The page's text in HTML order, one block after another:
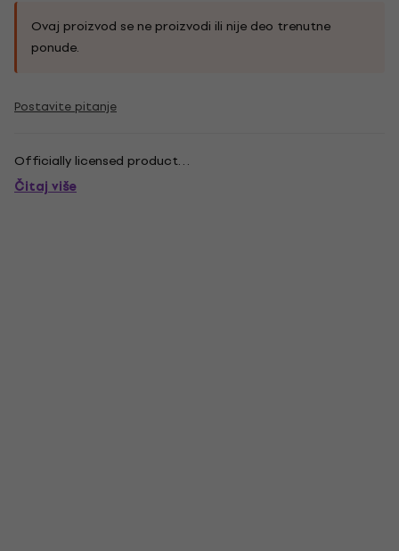
Ovaj proizvod se ne proizvodi ili nije deo trenutne
ponude.
Postavite pitanje
Officially licensed product. . .
Čitaj više